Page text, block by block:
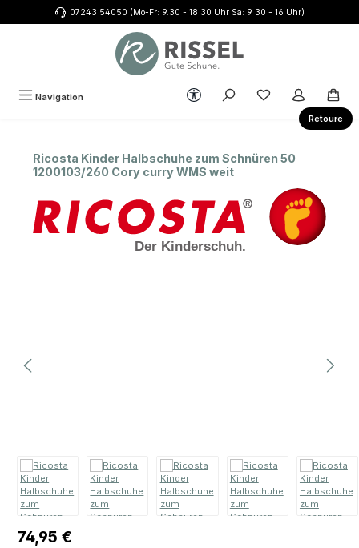
Zum Hauptinhalt springen07243 54050 (Mo-Fr: 9.30 - 18:30 Uhr Sa: 9:30 - 16 Uhr)
Retoure
Navigation Werkzeugleiste anzeigen
Du hast 0
Ricosta Kinder Halbschuhe zum Schnüren 50
1200103/260 Cory curry WMS weit
Regulärer Preis:
74,95 €